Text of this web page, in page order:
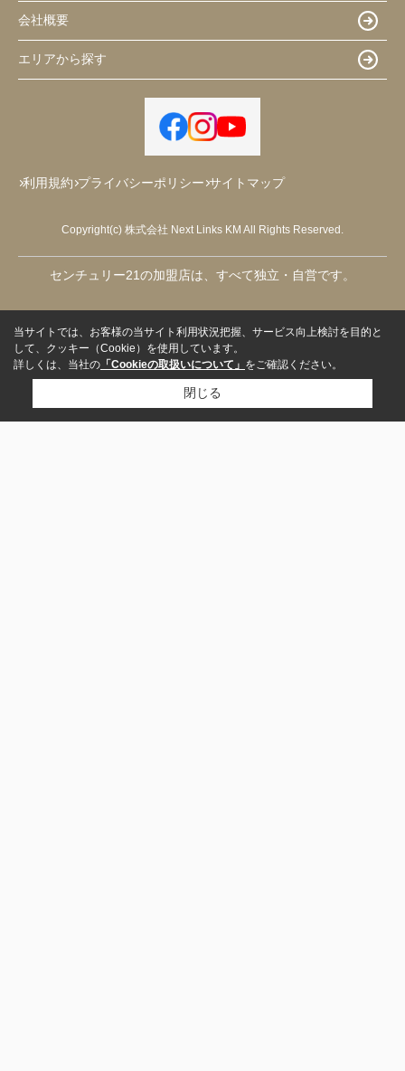
会社概要
エリアから探す
利用規約 プライバシーポリシー サイトマップ
Copyright(c) 株式会社 Next Links KM All Rights Reserved.
センチュリー21の加盟店は、すべて独立・自営です。
当サイトでは、お客様の当サイト利用状況把握、サービス向上検討を目的と
して、クッキー（Cookie）を使用しています。
詳しくは、当社の 「Cookieの取扱いについて」 をご確認ください。
閉じる